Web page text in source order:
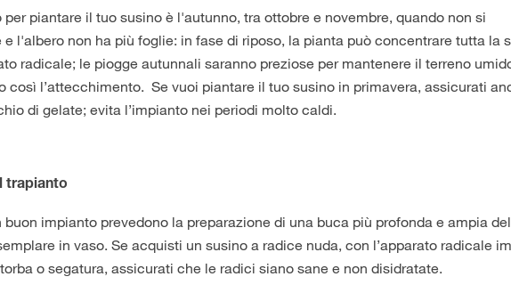
piantare il tuo susino è l'autunno, tra ottobre e novembre, quando non si
l'albero non ha più foglie: in fase di riposo, la pianta può concentrare tutta la
radicale; le piogge autunnali saranno preziose per mantenere il terreno
così l’attecchimento. Se vuoi piantare il tuo susino in primavera, assicurati
di gelate; evita l’impianto nei periodi molto caldi.
trapianto
buon impianto prevedono la preparazione di una buca più profonda e ampia
in vaso. Se acquisti un susino a radice nuda, con l’apparato radicale
o segatura, assicurati che le radici siano sane e non disidratate.